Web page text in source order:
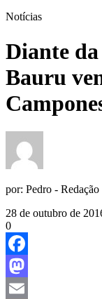
Notícias
Diante
Bauru
por: Pedro - Redação
28 de outubro de
0
Facebook
Mastodon